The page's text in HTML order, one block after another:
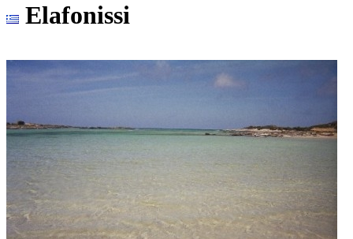
Elafonissi